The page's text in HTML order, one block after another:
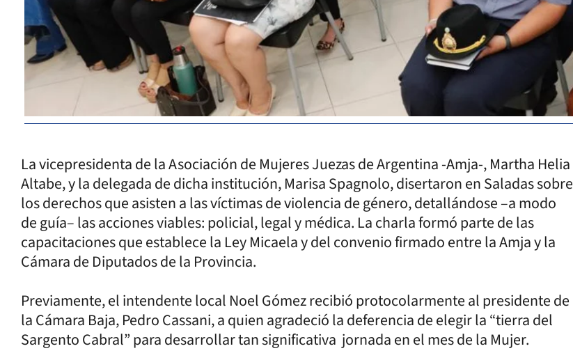
La vicepresidenta de la Asociación de Mujeres Juezas de Argentina -Amja-, Martha Helia
Altabe, y la delegada de dicha institución, Marisa Spagnolo, disertaron en Saladas sobre
los derechos que asisten a las víctimas de violencia de género, detallándose –a modo
de guía– las acciones viables: policial, legal y médica. La charla formó parte de las
capacitaciones que establece la Ley Micaela y del convenio firmado entre la Amja y la
Cámara de Diputados de la Provincia.
Previamente, el intendente local Noel Gómez recibió protocolarmente al presidente de
la Cámara Baja, Pedro Cassani, a quien agradeció la deferencia de elegir la “tierra del
Sargento Cabral” para desarrollar tan significativa jornada en el mes de la Mujer.